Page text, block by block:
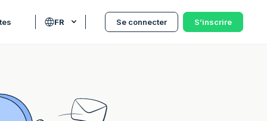
FR Se connecter S’inscrire